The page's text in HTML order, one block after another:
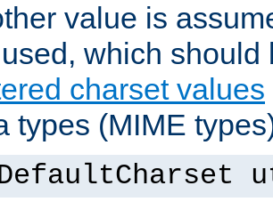
value is
which
charset values
types (MIME